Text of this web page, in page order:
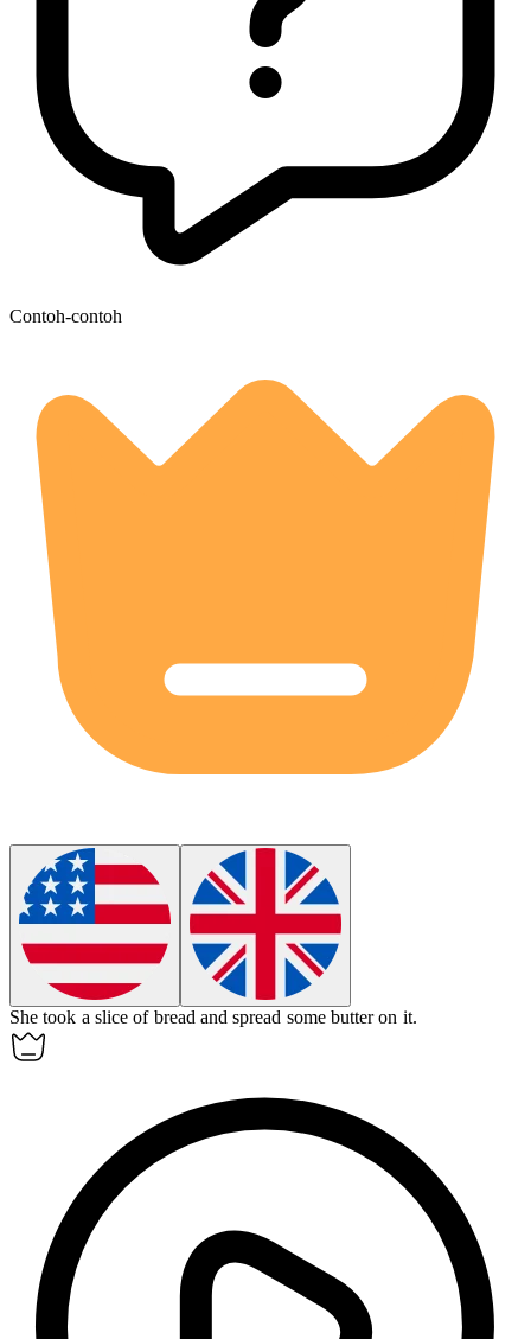
Contoh-contoh
She took a slice of bread and spread some butter on it.